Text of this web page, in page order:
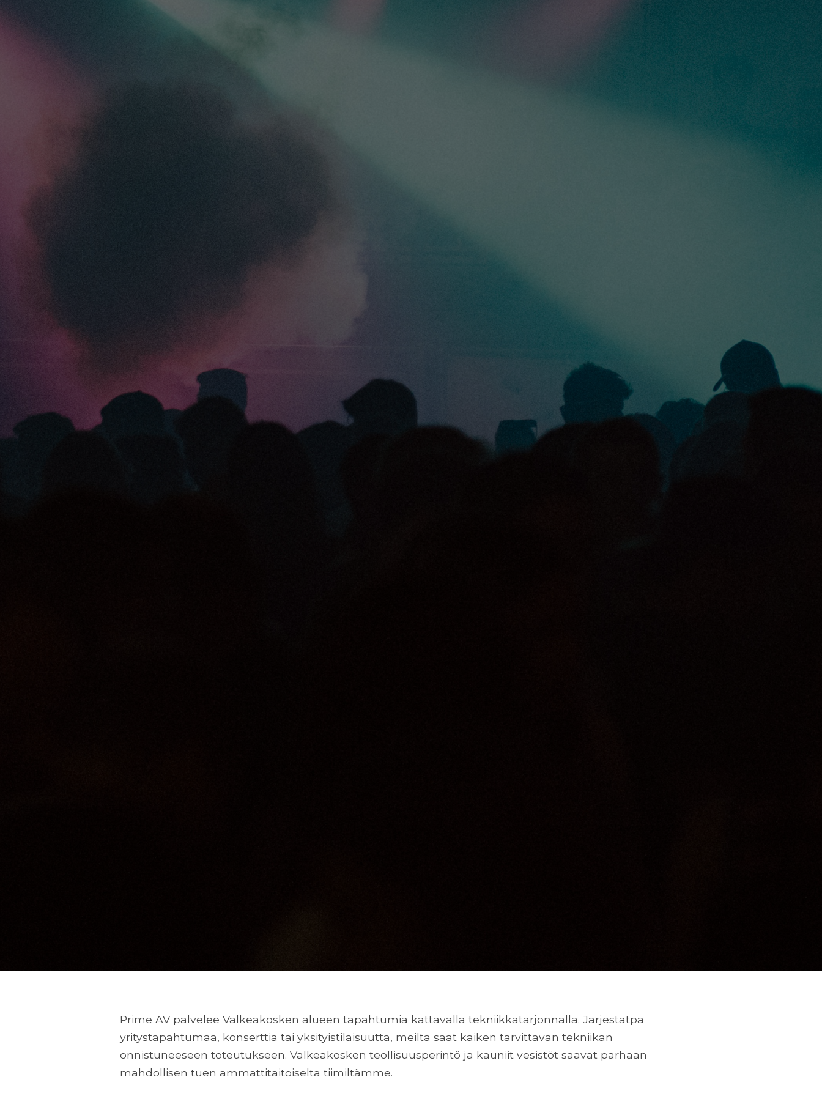
Prime AV palvelee Valkeakosken alueen tapahtumia kattavalla tekniikkatarjonnalla. Järjestätpä
yritystapahtumaa, konserttia tai yksityistilaisuutta, meiltä saat kaiken tarvittavan tekniikan
onnistuneeseen toteutukseen. Valkeakosken teollisuusperintö ja kauniit vesistöt saavat parhaan
mahdollisen tuen ammattitaitoiselta tiimiltämme.